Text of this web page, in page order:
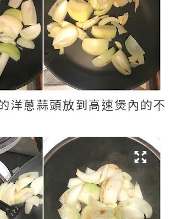
洋蔥蒜頭放到高速煲內的不